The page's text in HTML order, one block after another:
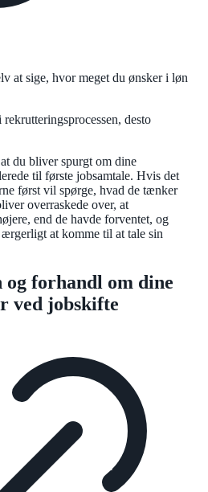
at sige, hvor meget du ønsker i løn
desto
du bliver spurgt om dine
til første jobsamtale. Hvis det
først vil spørge, hvad de tænker
overraskede over, at
end de havde forventet, og
at komme til at tale sin
forhandl om dine
ved jobskifte